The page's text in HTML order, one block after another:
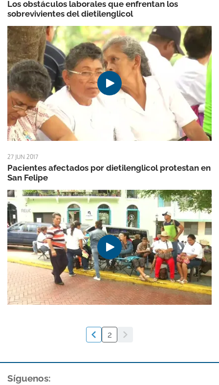
Los obstáculos laborales que enfrentan los
sobrevivientes del dietilenglicol
27 JUN 2017
Pacientes afectados por dietilenglicol protestan en
San Felipe
2
Síguenos: